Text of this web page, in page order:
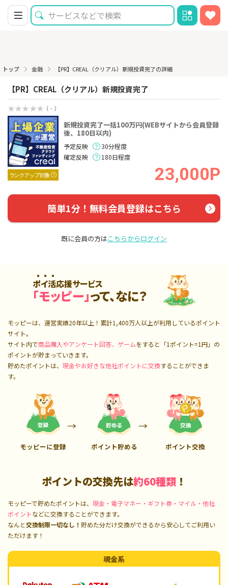
トップ 金融 【PR】CREAL（クリアル）新規投資完了の詳細
【PR】CREAL（クリアル）新規投資完了
（ - ）
ランクアップ対象
新規投資完了一括100万円(WEBサイトから会員登録
後、180日以内)
予定反映
30分程度
確定反映
180日程度
23,000P
簡単1分！無料会員登録はこちら
既に会員の方はこちらからログイン
ポイ活応援サービス
「モッピー」って、なに？
モッピーは、運営実績20年以上！累計1,400万人以上が利用しているポイント
サイト。
サイト内で商品購入やアンケート回答、ゲームをすると「1ポイント=1円」の
ポイントが貯まっていきます。
貯めたポイントは、 現金やお好きな他社ポイントに交換することができま
す。
モッピーに登録 ポイント貯める ポイント交換
ポイントの交換先は約60種類 ！
モッピーで貯めたポイントは、 現金・電子マネー・ギフト券・マイル・他社
ポイントなどに交換することができます。
なんと交換制限一切なし！ 貯めた分だけ交換ができるから安心してご利用い
ただけます！
現金系